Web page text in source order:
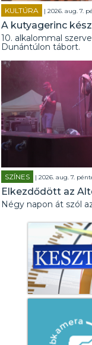
KULTÚRA | 2026. aug. 7.
A kutyagerinc
10. alkalommal
Dunántúlon tábort.
SZÍNES | 2026. aug. 7.
Elkezdődött az
Négy napon át szól